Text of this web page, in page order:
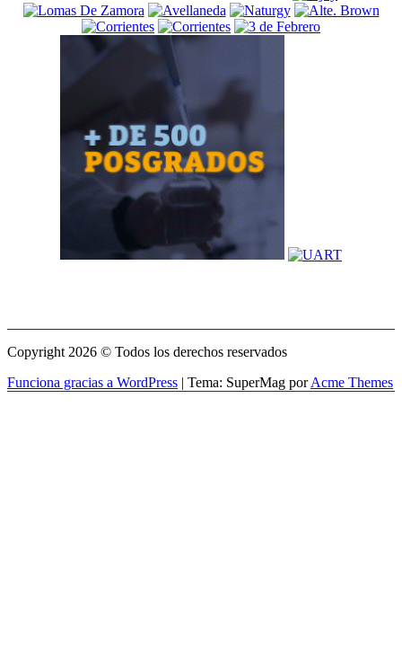
Copyright 2026 © Todos los derechos reservados
Funciona gracias a WordPress | Tema: SuperMag porAcme Themes